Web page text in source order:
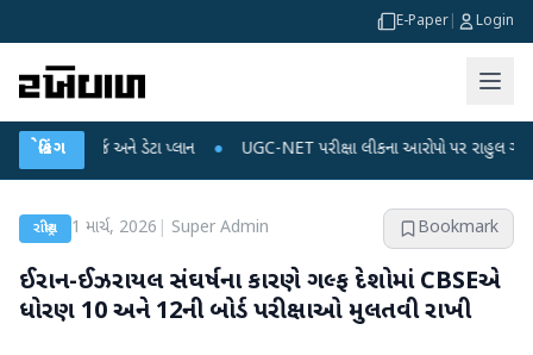
E-Paper Login
બ્રેકિંગ
અને ડેટા પ્લાન ● UGC-NET પરીક્ષા લીકના આરોપો પર રાહુલ ગાંધીએ કેન્દ્ર પર
રાષ્ટ્રીય 1 માર્ચ, 2026 Super Admin Bookmark
ઈરાન-ઈઝરાયલ સંઘર્ષના કારણે ગલ્ફ દેશોમાં CBSEએ
ધોરણ 10 અને 12ની બોર્ડ પરીક્ષાઓ મુલતવી રાખી